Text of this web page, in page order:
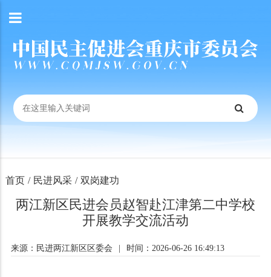
首页 / 民进风采 / 双岗建功
两江新区民进会员赵智赴江津第二中学校
开展教学交流活动
来源：民进两江新区区委会 时间：2026-06-26 16:49:13